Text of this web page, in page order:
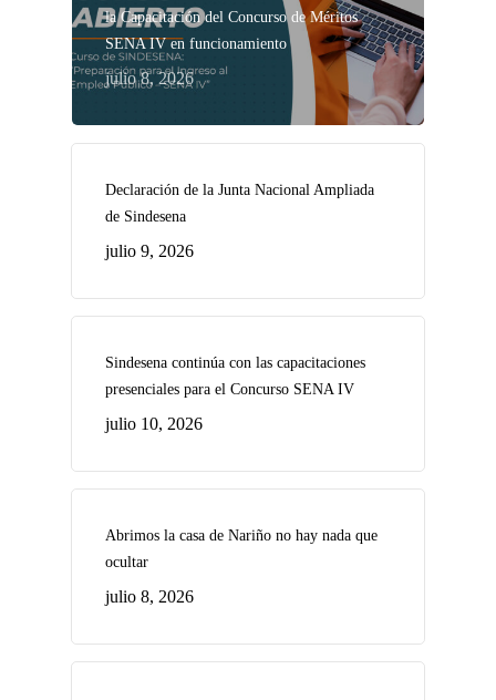
la Capacitación del Concurso de Méritos
SENA IV en funcionamiento
julio 8, 2026
Declaración de la Junta Nacional Ampliada
de Sindesena
julio 9, 2026
Sindesena continúa con las capacitaciones
presenciales para el Concurso SENA IV
julio 10, 2026
Abrimos la casa de Nariño no hay nada que
ocultar
julio 8, 2026